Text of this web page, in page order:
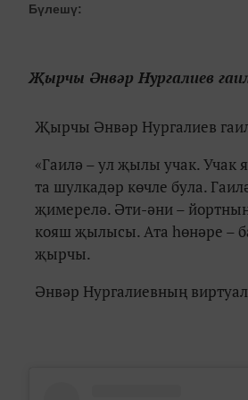
Бүлешү:
Җырчы Әнвәр Нургалиев
Җырчы Әнвәр Нургалиев
«Гаилә – ул җылы учак.
та шулкадәр көчле була.
җимерелә. Әти-әни –
кояш җылысы. Ата һөнәре –
җырчы.
Әнвәр Нургалиевның